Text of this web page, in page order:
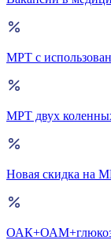
МРТ с
МРТ двух
Новая скидка на